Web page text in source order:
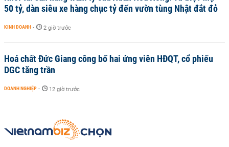
50 tỷ, dàn siêu xe hàng chục tỷ đến vườn tùng Nhật đắt đỏ
KINH DOANH - 2 giờ trước
Hoá chất Đức Giang công bố hai ứng viên HĐQT, cổ phiếu
DGC tăng trần
DOANH NGHIỆP - 12 giờ trước